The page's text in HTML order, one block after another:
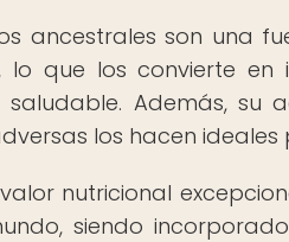
ancestrales son una
lo que los convierte
Además, su
los hacen
nutricional
siendo